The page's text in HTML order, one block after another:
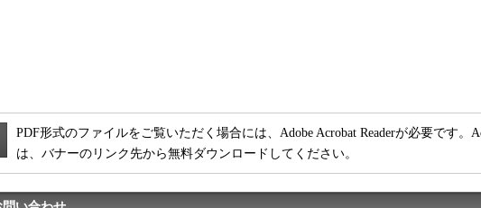
PDF形式のファイルをご覧いただく場合には、Adobe Acrobat Readerが必要です。
は、バナーのリンク先から無料ダウンロードしてください。